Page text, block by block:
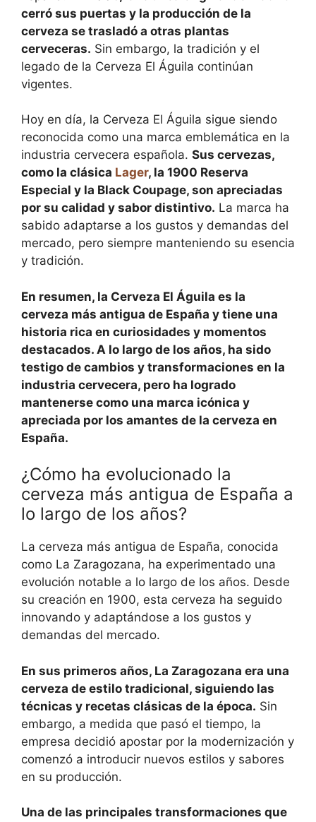
cerró sus puertas y la producción de la
cerveza se trasladó a otras plantas
cerveceras. Sin embargo, la tradición y el
legado de la Cerveza El Águila continúan
vigentes.
Hoy en día, la Cerveza El Águila sigue siendo
reconocida como una marca emblemática en la
industria cervecera española. Sus cervezas,
como la clásica Lager, la 1900 Reserva
Especial y la Black Coupage, son apreciadas
por su calidad y sabor distintivo. La marca ha
sabido adaptarse a los gustos y demandas del
mercado, pero siempre manteniendo su esencia
y tradición.
En resumen, la Cerveza El Águila es la
cerveza más antigua de España y tiene una
historia rica en curiosidades y momentos
destacados. A lo largo de los años, ha sido
testigo de cambios y transformaciones en la
industria cervecera, pero ha logrado
mantenerse como una marca icónica y
apreciada por los amantes de la cerveza en
España.
¿Cómo ha evolucionado la
cerveza más antigua de España a
lo largo de los años?
La cerveza más antigua de España, conocida
como La Zaragozana, ha experimentado una
evolución notable a lo largo de los años. Desde
su creación en 1900, esta cerveza ha seguido
innovando y adaptándose a los gustos y
demandas del mercado.
En sus primeros años, La Zaragozana era una
cerveza de estilo tradicional, siguiendo las
técnicas y recetas clásicas de la época. Sin
embargo, a medida que pasó el tiempo, la
empresa decidió apostar por la modernización y
comenzó a introducir nuevos estilos y sabores
en su producción.
Una de las principales transformaciones que